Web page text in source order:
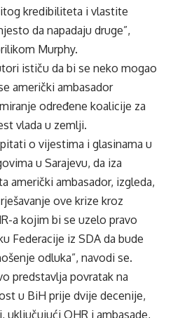
kredibiliteta i vlastite
da napadaju druge”,
Murphy.
ističu da bi se neko mogao
američki ambasador
određene koalicije za
vlada u zemlji.
o vijestima i glasinama u
u Sarajevu, da iza
američki ambasador, izgleda,
ove krize kroz
a kojim bi se uzelo pravo
Federacije iz SDA da bude
odluka”, navodi se.
predstavlja povratak na
u BiH prije dvije decenije,
uključujući OHR i ambasade,